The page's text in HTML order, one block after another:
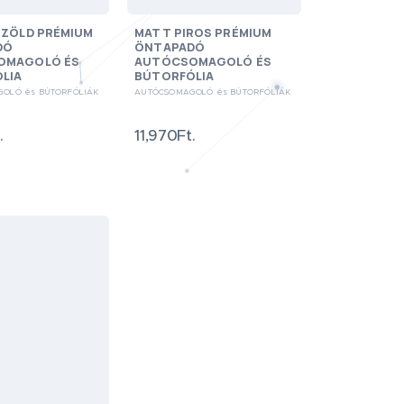
PRÉMIUM
ÉS
és BÚTORFÓLIÁK
MATT PIROS PRÉMIUM
ÖNTAPADÓ
AUTÓCSOMAGOLÓ ÉS
BÚTORFÓLIA
AUTÓCSOMAGOLÓ és BÚTORFÓLIÁK
11,970Ft.